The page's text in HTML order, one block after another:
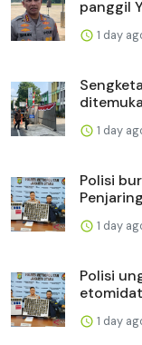
panggil
1 day
1 day
Polisi
1 day
Polisi
1 day